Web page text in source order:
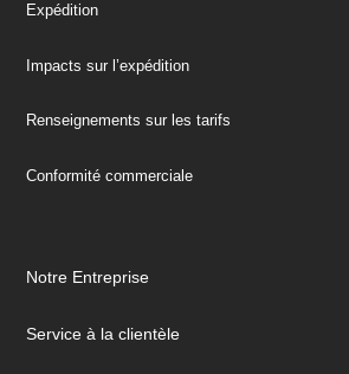
Expédition
Impacts sur l’expédition
Renseignements sur les tarifs
Conformité commerciale
Notre Entreprise
Service à la clientèle